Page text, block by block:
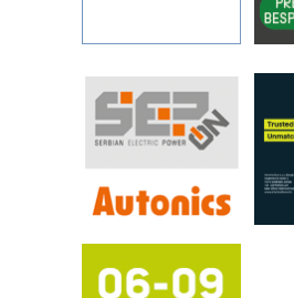
Filtration Group
rešenja za filtraciju u
RILINEX kompanije
FANUC: Najbolje za
automatizaciju
Efikasno upravljanje
Automatizacija
Potpuna efikasnost bez
sistema